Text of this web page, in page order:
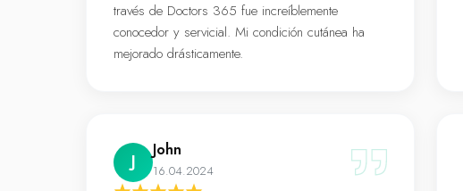
través de Doctors 365 fue increíblemente
conocedor y servicial. Mi condición cutánea ha
mejorado drásticamente.
J
John
16.04.2024